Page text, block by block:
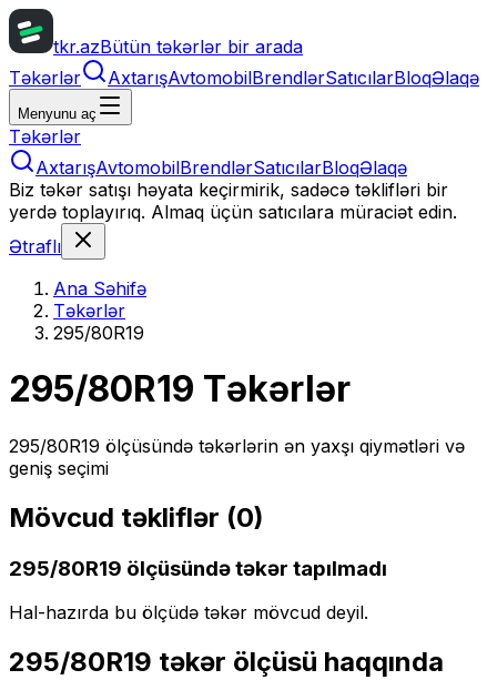
tkr.azBütün təkərlər bir arada
Təkərlər
AxtarışAvtomobilBrendlərSatıcılarBloqƏlaqə
Menyunu aç
Təkərlər
AxtarışAvtomobilBrendlərSatıcılarBloqƏlaqə
Biz təkər satışı həyata keçirmirik, sadəcə təklifləri bir
yerdə toplayırıq. Almaq üçün satıcılara müraciət edin.
Ətraflı
Ana Səhifə
Təkərlər
295/80R19
295/80R19 Təkərlər
295/80R19 ölçüsündə təkərlərin ən yaxşı qiymətləri və
geniş seçimi
Mövcud təkliflər (0)
295/80R19 ölçüsündə təkər tapılmadı
Hal-hazırda bu ölçüdə təkər mövcud deyil.
295/80R19 təkər ölçüsü haqqında